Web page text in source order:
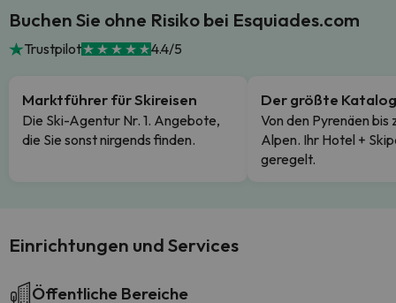
Buchen Sie ohne Risiko bei Esquiades.com
Trustpilot 4.4/5
Marktführer für Skireisen
Die Ski-Agentur Nr. 1. Angebote,
die Sie sonst nirgends finden.
Der größte Katalog
Von den Pyrenäen bis
Alpen. Ihr Hotel +
geregelt.
Einrichtungen und Services
Öffentliche Bereiche